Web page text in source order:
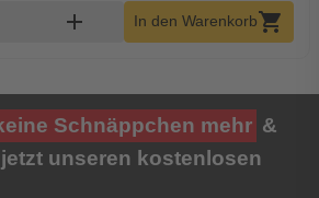
Warenkorb Menge
add In den Warenkorbshopping_cart
Schnäppchen mehr &
unseren kostenlosen